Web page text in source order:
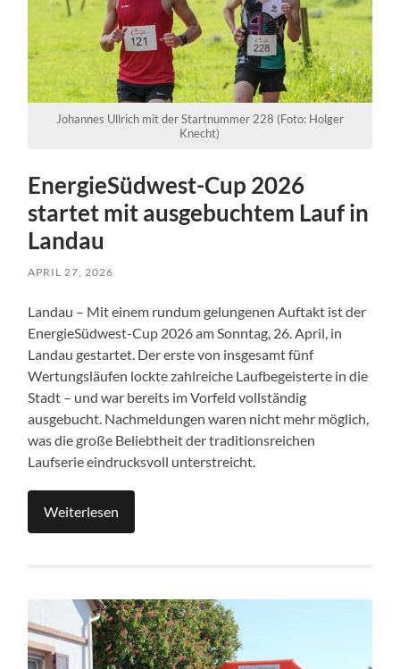
Johannes Ullrich mit der Startnummer 228 (Foto: Holger
Knecht)
EnergieSüdwest-Cup 2026
startet mit ausgebuchtem Lauf in
Landau
APRIL 27, 2026
Landau – Mit einem rundum gelungenen Auftakt ist der
EnergieSüdwest-Cup 2026 am Sonntag, 26. April, in
Landau gestartet. Der erste von insgesamt fünf
Wertungsläufen lockte zahlreiche Laufbegeisterte in die
Stadt – und war bereits im Vorfeld vollständig
ausgebucht. Nachmeldungen waren nicht mehr möglich,
was die große Beliebtheit der traditionsreichen
Laufserie eindrucksvoll unterstreicht.
Weiterlesen